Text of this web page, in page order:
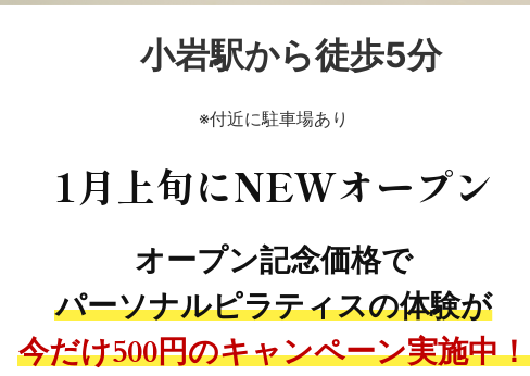
小岩駅から徒歩5分
※付近に駐車場あり
1月上旬にNEWオープン
オープン記念価格で
パーソナルピラティスの体験が
今だけ500円のキャンペーン実施中！